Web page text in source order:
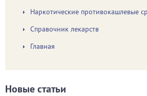
Наркотические противокашлевые
Справочник лекарств
Главная
Новые статьи